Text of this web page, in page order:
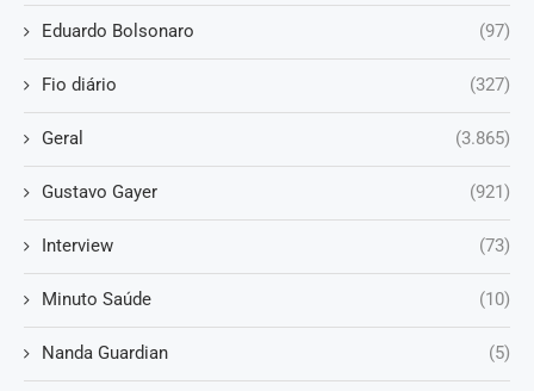
Eduardo Bolsonaro (97)
Fio diário (327)
Geral (3.865)
Gustavo Gayer (921)
Interview (73)
Minuto Saúde (10)
Nanda Guardian (5)